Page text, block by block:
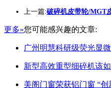
上一篇:破碎机皮带轮/MGT
更多»您可能感兴趣的文章:
广州明慧科研级荧光显
新型高效重型细碎机该
美阁门窗荣获铝门窗 “